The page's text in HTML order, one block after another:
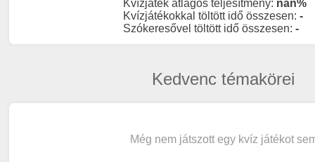
Kvízjáték átlagos teljesítmény: nan%
Kvízjátékokkal töltött idő összesen: -
Szókeresővel töltött idő összesen: -
Kedvenc témakörei
Még nem játszott egy kvíz játékot